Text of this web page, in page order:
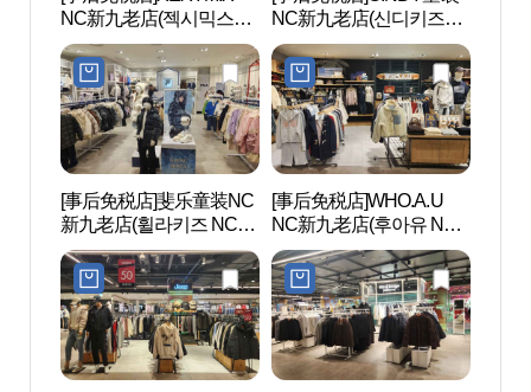
NC新九老店(젝시믹스
NC 신구로점)
NC新九老店(신디키즈
NC 신구로점)
[事后免税店]斐乐童装NC
新九老店(휠라키즈 NC 신
구로점)
[事后免税店]WHO.A.U
NC新九老店(후아유 NC
신구로점)